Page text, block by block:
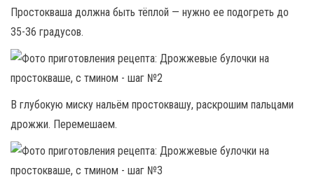
Простокваша должна быть тёплой — нужно ее подогреть до
35-36 градусов.
В глубокую миску нальём простоквашу, раскрошим пальцами
дрожжи. Перемешаем.